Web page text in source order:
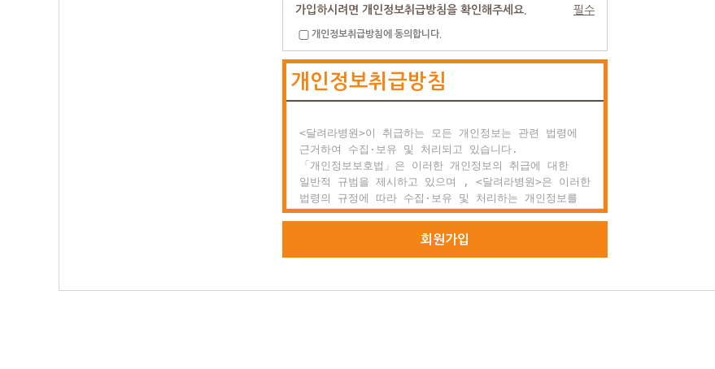
제2조 약관의 효력과 변경
  (1) 이 약관은 이용자에게 공시함으로서 효력이 발생합니다.
  (2) 달려라병원는 사정 변경의 경우와 영업상 중요사유가
      있을 때 약관을 변경할 수 있으며, 변경된 약관은
제3조 약관 외 준칙
  이 약관에 명시되지 않은 사항이 관계법령에 규정되어
  있을 경우에는 그 규정에 따릅니다.
○ 제2장 회원 가입과 서비스 이용
  회원이란 달려라병원에서 회원으로 적합하다고 인정하는
  양식을 작성하고 'ID'와 '비밀번호'를 발급받은 사람을
필수
가입하시려면 개인정보취급방침을 확인해주세요.
개인정보취급방침에 동의합니다.
개인정보취급방침
<달려라병원>이 취급하는 모든 개인정보는 관련 법령에
근거하여 수집·보유 및 처리되고 있습니다.
「개인정보보호법」은 이러한 개인정보의 취급에 대한
일반적 규범을 제시하고 있으며 , <달려라병원>은 이러한
법령의 규정에 따라 수집·보유 및 처리하는 개인정보를
공공업무의 적절한 수행과 정보주체의 권익을 보호하기
위해 적법하고 적정하게 취급할 것입니다.
등 정보주체의 권익을 존중하며, 정보주체는 이러한 법령상
회원가입